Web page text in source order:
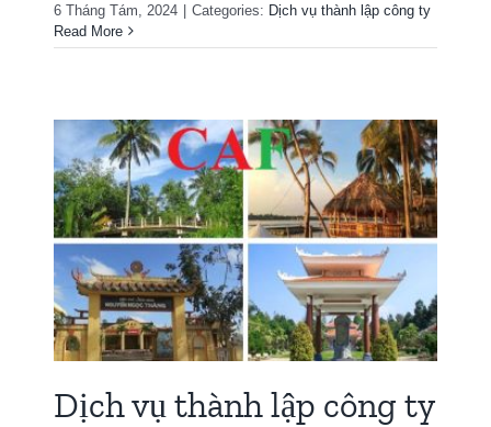
6 Tháng Tám, 2024 | Categories: Dịch vụ thành lập công ty
Read More
Dịch vụ thành lập công ty